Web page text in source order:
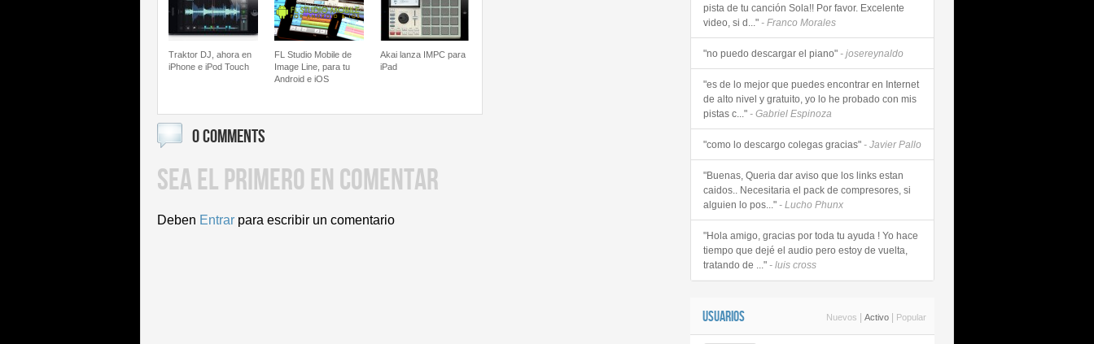
Traktor DJ, ahora en
iPhone e iPod Touch
FL Studio Mobile de
Image Line, para tu
Android e iOS
Akai lanza IMPC para
iPad
0 COMMENTS
SEA EL PRIMERO EN COMENTAR
Deben Entrar para escribir un comentario
pista de tu canción Sola!! Por favor. Excelente
video, si d..." - Franco Morales
"no puedo descargar el piano" - josereynaldo
"es de lo mejor que puedes encontrar en Internet
de alto nivel y gratuito, yo lo he probado con mis
pistas c..." - Gabriel Espinoza
"como lo descargo colegas gracias" - Javier Pallo
"Buenas, Queria dar aviso que los links estan
caidos.. Necesitaria el pack de compresores, si
alguien lo pos..." - Lucho Phunx
"Hola amigo, gracias por toda tu ayuda ! Yo hace
tiempo que dejé el audio pero estoy de vuelta,
tratando de ..." - luis cross
USUARIOS Nuevos Activo Popular